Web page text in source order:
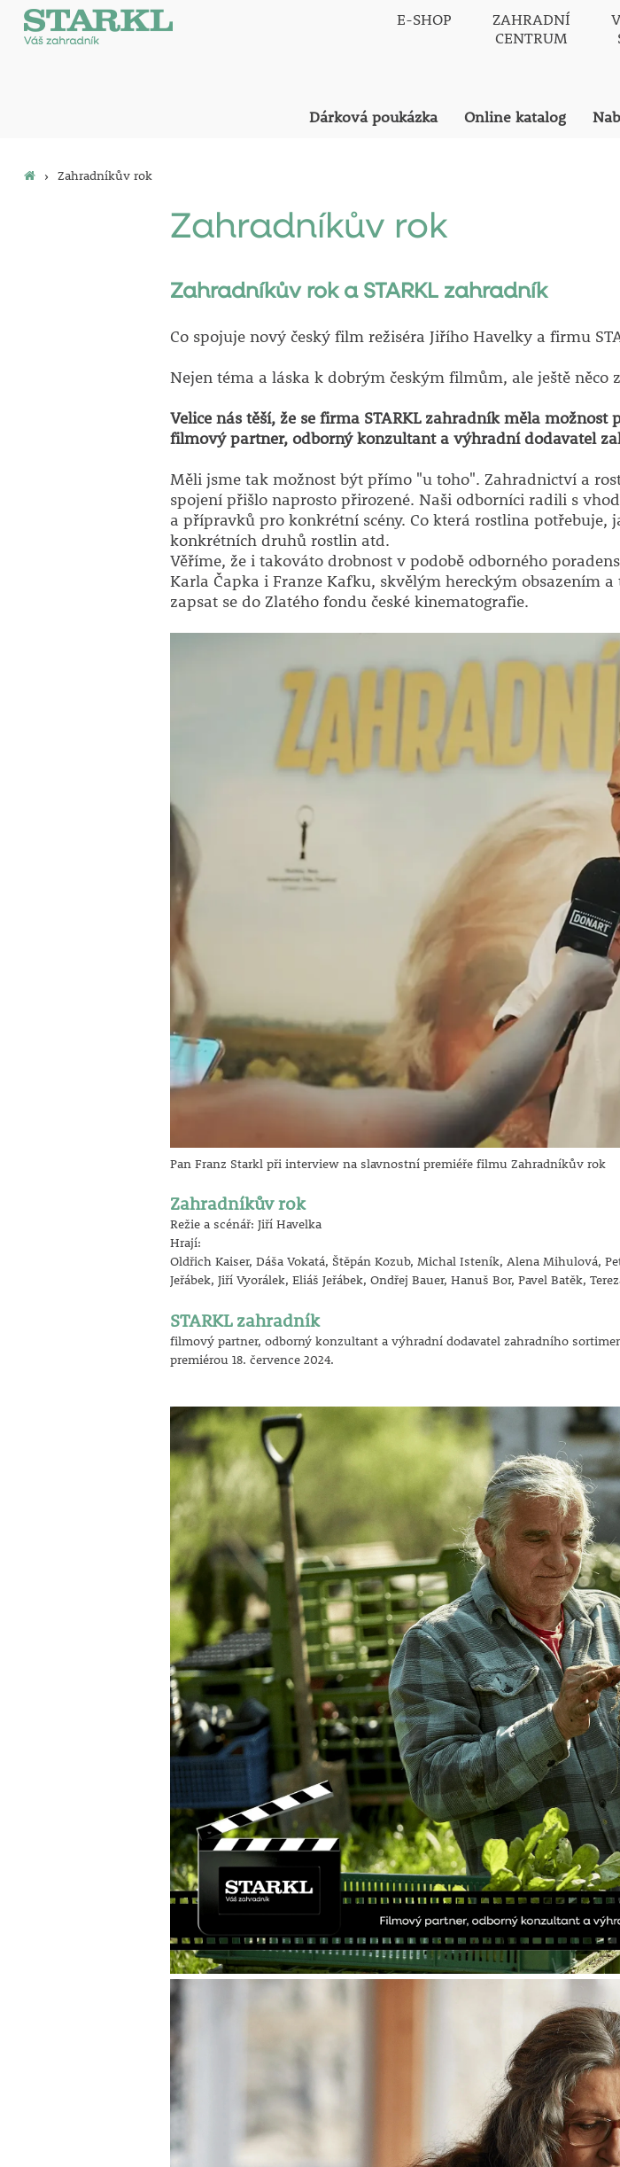
E-SHOP
ZAHRADNÍ
CENTRUM
Dárková poukázka Online katalog
› Zahradníkův rok
Zahradníkův rok
Zahradníkův rok a STARKL zahradník
Co spojuje nový český film režiséra Jiřího Havelky a firmu
Nejen téma a láska k dobrým českým filmům, ale ještě něco
Velice nás těší, že se firma STARKL zahradník měla
filmový partner, odborný konzultant a výhradní dodavatel
Měli jsme tak možnost být přímo "u toho". Zahradnictví a
spojení přišlo naprosto přirozené. Naši odborníci radili s
a přípravků pro konkrétní scény. Co která rostlina potřebuje,
konkrétních druhů rostlin atd.
Věříme, že i takováto drobnost v podobě odborného
Karla Čapka i Franze Kafku, skvělým hereckým obsazením
zapsat se do Zlatého fondu české kinematografie.
Pan Franz Starkl při interview na slavnostní premiéře filmu Zahradníkův rok
Zahradníkův rok
Režie a scénář: Jiří Havelka
Hrají:
Oldřich Kaiser, Dáša Vokatá, Štěpán Kozub, Michal Isteník, Alena Mihulová,
Jeřábek, Jiří Vyorálek, Eliáš Jeřábek, Ondřej Bauer, Hanuš Bor, Pavel Batěk,
STARKL zahradník
filmový partner, odborný konzultant a výhradní dodavatel zahradního
premiérou 18. července 2024.